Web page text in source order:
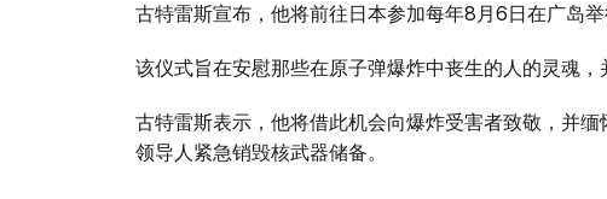
古特雷斯宣布，他将前往日本参加每年8月6日在广岛举
该仪式旨在安慰那些在原子弹爆炸中丧生的人的灵魂，
古特雷斯表示，他将借此机会向爆炸受害者致敬，并
领导人紧急销毁核武器储备。